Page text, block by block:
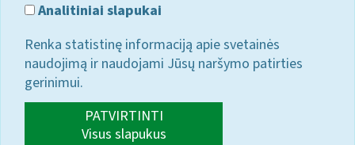
Analitiniai slapukai
Renka statistinę informaciją apie svetainės
naudojimą ir naudojami Jūsų naršymo patirties
gerinimui.
PATVIRTINTI
Visus slapukus